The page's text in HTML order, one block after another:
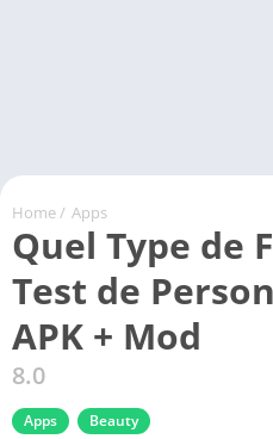
Home / Apps
Quel Type de
Test de
APK + Mod
8.0
Apps Beauty